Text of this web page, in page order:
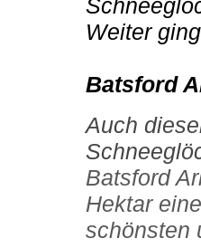
Weiter
Batsford
Auch
Batsford
Hektar
schönsten